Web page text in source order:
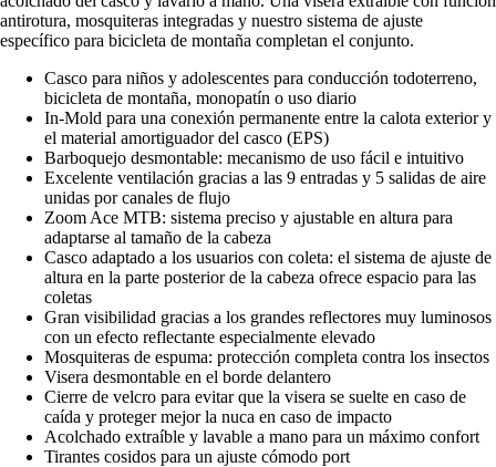
antirotura, mosquiteras integradas y nuestro sistema de ajuste
específico para bicicleta de montaña completan el conjunto.
Casco para niños y adolescentes para conducción todoterreno,
bicicleta de montaña, monopatín o uso diario
In-Mold para una conexión permanente entre la calota exterior y
el material amortiguador del casco (EPS)
Barboquejo desmontable: mecanismo de uso fácil e intuitivo
Excelente ventilación gracias a las 9 entradas y 5 salidas de aire
unidas por canales de flujo
Zoom Ace MTB: sistema preciso y ajustable en altura para
adaptarse al tamaño de la cabeza
Casco adaptado a los usuarios con coleta: el sistema de ajuste de
altura en la parte posterior de la cabeza ofrece espacio para las
coletas
Gran visibilidad gracias a los grandes reflectores muy luminosos
con un efecto reflectante especialmente elevado
Mosquiteras de espuma: protección completa contra los insectos
Visera desmontable en el borde delantero
Cierre de velcro para evitar que la visera se suelte en caso de
caída y proteger mejor la nuca en caso de impacto
Acolchado extraíble y lavable a mano para un máximo confort
Tirantes cosidos para un ajuste cómodo port